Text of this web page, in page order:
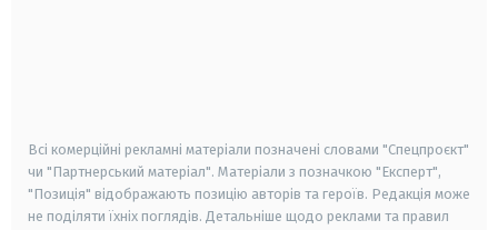
Всі комерційні рекламні матеріали позначені словами "Спецпроєкт"
чи "Партнерський матеріал". Матеріали з позначкою "Експерт",
"Позиція" відображають позицію авторів та героїв. Редакція може
не поділяти їхніх поглядів. Детальніше щодо реклами та правил